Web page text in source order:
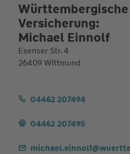
Württembergische
Versicherung:
Michael Einnolf
Esenser Str. 4
26409 Wittmund
04462 207494
04462 207495